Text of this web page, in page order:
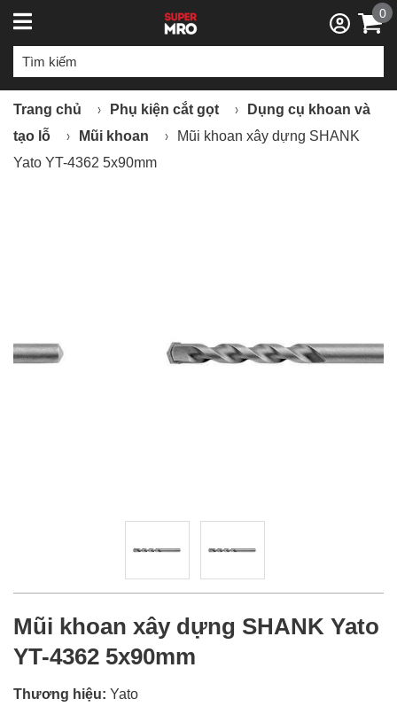
0
Trang chủ Phụ kiện cắt gọt
Dụng cụ khoan và
tạo lỗ
Mũi khoan
Mũi khoan xây dựng SHANK
Yato YT-4362 5x90mm
Mũi khoan xây dựng SHANK Yato
YT-4362 5x90mm
Thương hiệu: Yato